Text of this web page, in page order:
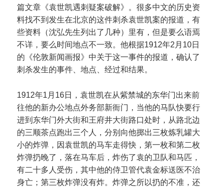
篇文章《袁世凯遇刺疑案破解》。很多中文的历史资
料找不到发生在北京的这件刺杀袁世凯案的报道，有
些资料（沈弘先生列出了几种）里有，但是要么语焉
不详，要么时间地点不一致。他根据1912年2月10日
的《伦敦新闻画报》中关于这一事件的报道，确认了
刺杀发生的事件、地点、经过和结果。
1912年1月16日，袁世凯在从紫禁城的东华门出来前
往他的新办公地点外务部新衙门，当他的马队快要行
进到东华门外大街和王府井大街路口处时，从路北边
的三顺茶点跑出三个人，分别向他掷出三枚炼乳罐大
小的炸弹，因袁世凯的马车走得快，第一枚和第二枚
炸弹扔晚了，落在马车后，炸伤了袁的卫队和马匹，
有二十多人受伤，其中他的侍卫管代袁金标送医不治
身亡；第三枚炸弹没有炸。炸弹之所以扔的不准，还